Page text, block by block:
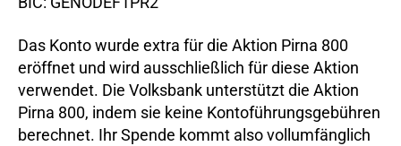
Das Konto wurde extra für die Aktion Pirna 800
eröffnet und wird ausschließlich für diese Aktion
verwendet. Die Volksbank unterstützt die Aktion
Pirna 800, indem sie keine Kontoführungsgebühren
berechnet. Ihr Spende kommt also vollumfänglich